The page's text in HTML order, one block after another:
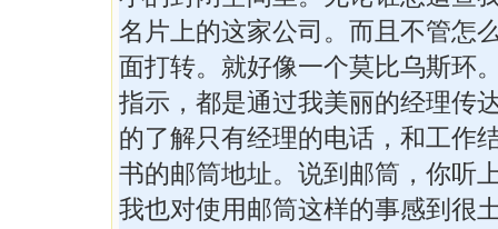
名片上的这家公司。而且不管怎
面打转。就好像一个莫比乌斯
指示，都是通过我美丽的经理传
的了解只有经理的电话，和工作
书的邮筒地址。说到邮筒，你听
我也对使用邮筒这样的事感到很